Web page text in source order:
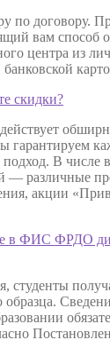
по договору.
вам способ
центра из
банковской
скидки?
гарантируем
В числе
— различные
акции
в ФИС ФРДО
студенты
образца.